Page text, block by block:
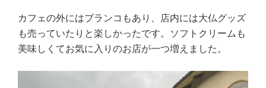
カフェの外にはブランコもあり、店内には大仏グッズ
も売っていたりと楽しかったです。ソフトクリームも
美味しくてお気に入りのお店が一つ増えました。